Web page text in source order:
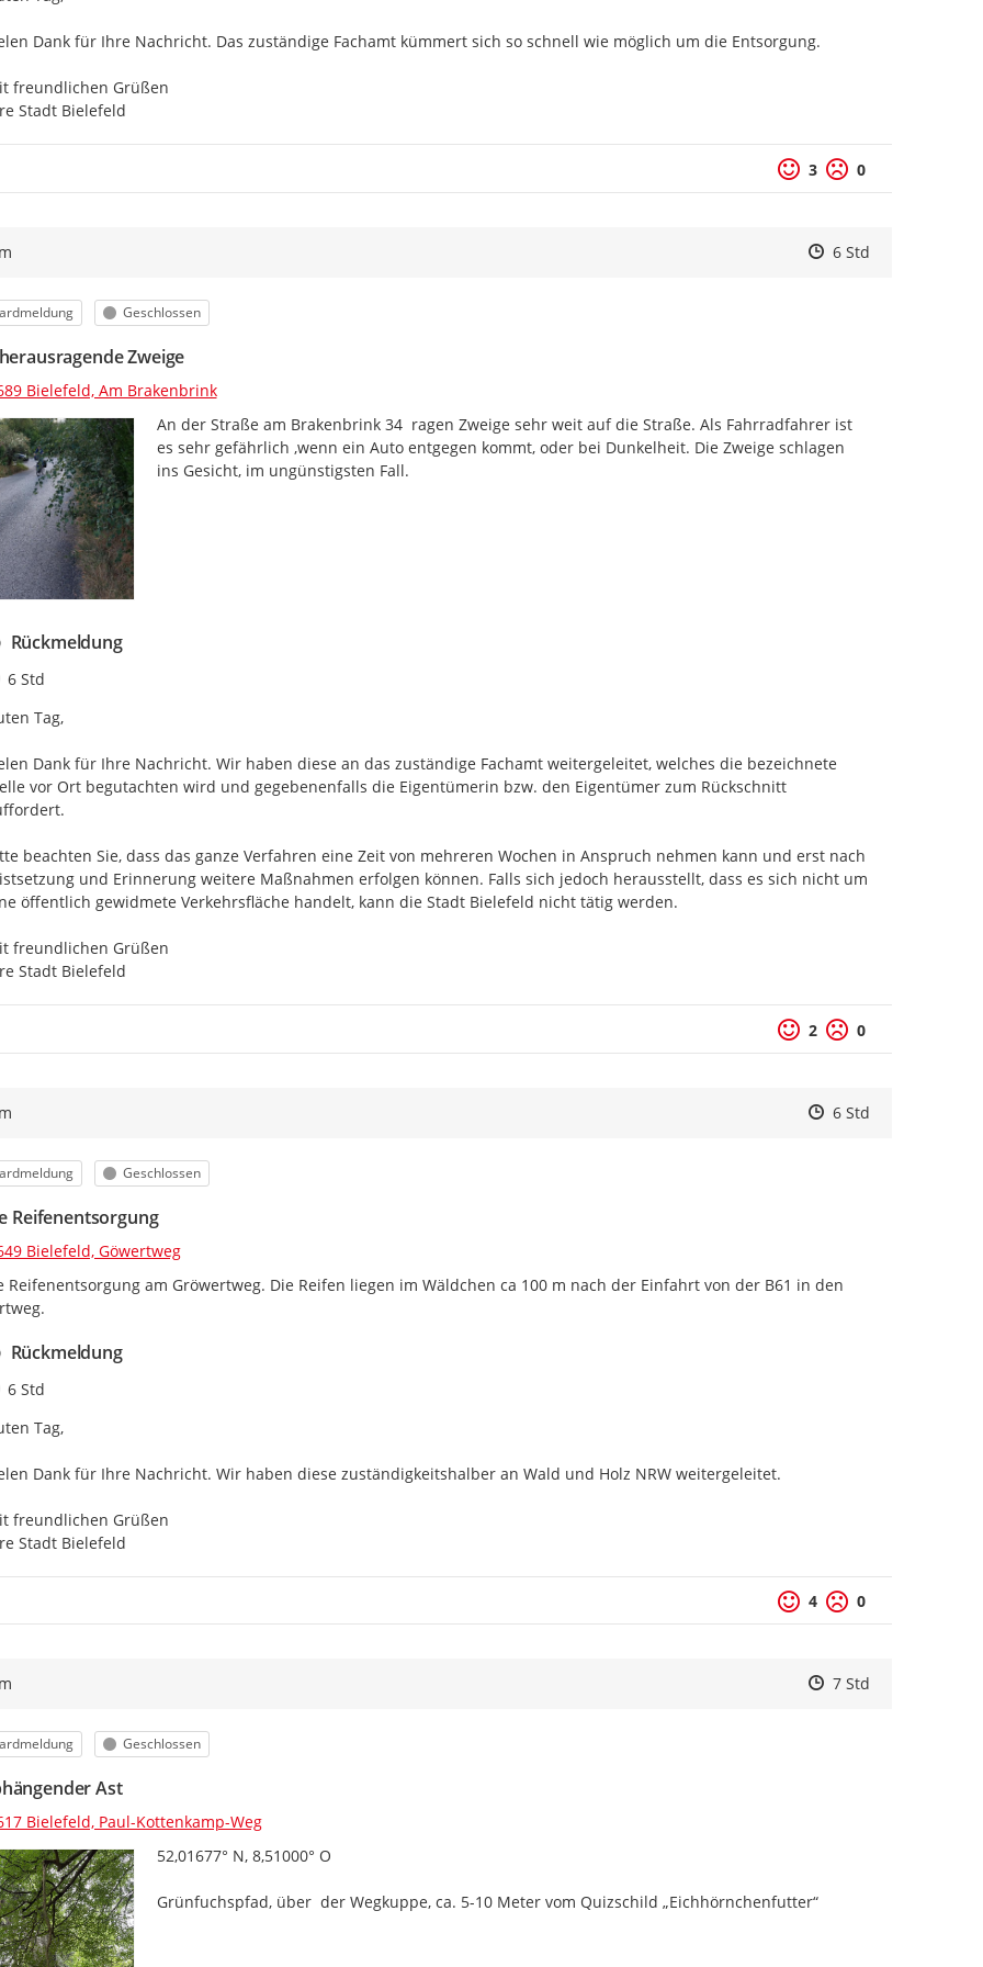
Dank für Ihre Nachricht. Das zuständige Fachamt kümmert sich so schnell wie möglich um die Entsorgung.
freundlichen Grüßen
Stadt Bielefeld
3 0
Zeitpunkt des
Zeitpunkt des
6 StdZur Äußerung
Status
Geschlossen
Zweige
Bielefeld, Am Brakenbrink
An der Straße am Brakenbrink 34  ragen Zweige sehr weit auf die Straße. Als Fahrradfahrer ist
es sehr gefährlich ,wenn ein Auto entgegen kommt, oder bei Dunkelheit. Die Zweige schlagen
ins Gesicht, im ungünstigsten Fall.
Rückmeldung
Zeitpunkt des Erstellens
6 Std
Tag,
Dank für Ihre Nachricht. Wir haben diese an das zuständige Fachamt weitergeleitet, welches die bezeichnete
vor Ort begutachten wird und gegebenenfalls die Eigentümerin bzw. den Eigentümer zum Rückschnitt
beachten Sie, dass das ganze Verfahren eine Zeit von mehreren Wochen in Anspruch nehmen kann und erst nach
und Erinnerung weitere Maßnahmen erfolgen können. Falls sich jedoch herausstellt, dass es sich nicht um
öffentlich gewidmete Verkehrsfläche handelt, kann die Stadt Bielefeld nicht tätig werden.
freundlichen Grüßen
Stadt Bielefeld
2 0
Zeitpunkt des
Zeitpunkt des
6 StdZur Äußerung
Status
Geschlossen
Reifenentsorgung
Bielefeld, Göwertweg
Reifenentsorgung am Gröwertweg. Die Reifen liegen im Wäldchen ca 100 m nach der Einfahrt von der B61 in den
Rückmeldung
Zeitpunkt des Erstellens
6 Std
Tag,
Dank für Ihre Nachricht. Wir haben diese zuständigkeitshalber an Wald und Holz NRW weitergeleitet.
freundlichen Grüßen
Stadt Bielefeld
4 0
Zeitpunkt des
Zeitpunkt des
7 StdZur Äußerung
Status
Geschlossen
Ast
Bielefeld, Paul-Kottenkamp-Weg
52,01677° N, 8,51000° O
Grünfuchspfad, über  der Wegkuppe, ca. 5-10 Meter vom Quizschild „Eichhörnchenfutter“